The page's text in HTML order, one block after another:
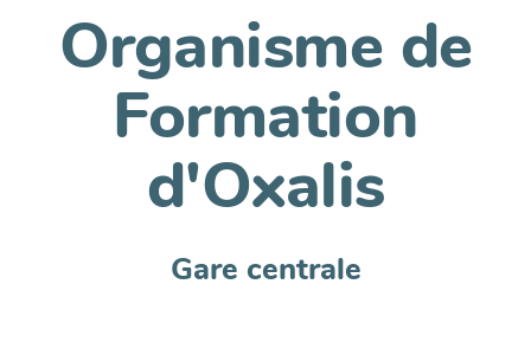
Organisme de
Formation
d'Oxalis
Gare centrale